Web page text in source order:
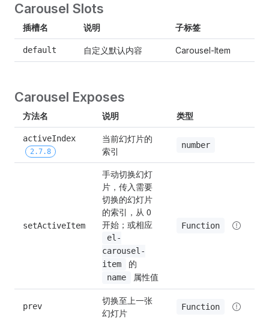
Carousel Slots
插槽名 说明 子标签
default 自定义默认内容 Carousel-Item
Carousel Exposes
方法名 说明 类型
activeIndex
2.7.8
当前幻灯片的
索引
number
setActiveItem
手动切换幻灯
片，传入需要
切换的幻灯片
的索引，从 0
el-
carousel-
item
name 属性值
Function
prev
切换至上一张
幻灯片
Function